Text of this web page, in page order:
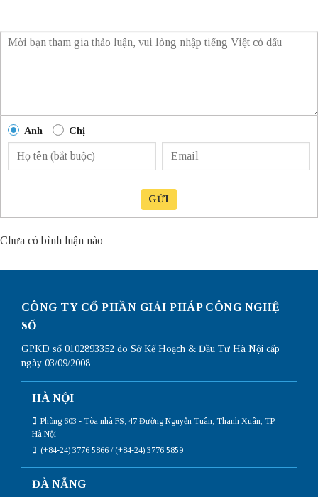
Anh Chị
GỬI
Chưa có bình luận nào
CÔNG TY CỔ PHẦN GIẢI PHÁP CÔNG NGHỆ
SỐ
GPKD số 0102893352 do Sở Kế Hoạch & Đầu Tư Hà Nội cấp
ngày 03/09/2008
HÀ NỘI
Phòng 603 - Tòa nhà FS, 47 Đường Nguyễn Tuân, Thanh Xuân, TP.
Hà Nội
(+84-24) 3776 5866 / (+84-24) 3776 5859
ĐÀ NẴNG